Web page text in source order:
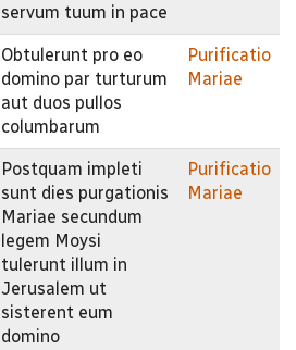
servum tuum in pace
Obtulerunt pro eo
domino par turturum
aut duos pullos
columbarum
Purificatio
Mariae
Postquam impleti
sunt dies purgationis
Mariae secundum
legem Moysi
tulerunt illum in
Jerusalem ut
sisterent eum
domino
Purificatio
Mariae